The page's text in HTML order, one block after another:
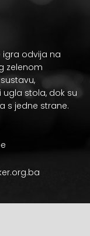
igra odvija na
zelenom
sustavu,
ugla stola, dok su
s jedne strane.